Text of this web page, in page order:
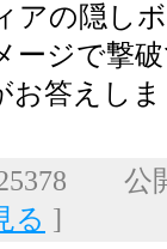
アの隠し
ージで撃
お答えし
25378 公
る ]